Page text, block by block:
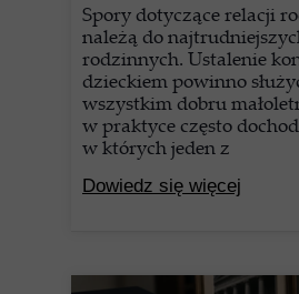
Spory dotyczące relacji
należą do
rodzinnych. Ustalenie
dzieckiem powinno
wszystkim dobru
w praktyce często
w których jeden z
Dowiedz się więcej